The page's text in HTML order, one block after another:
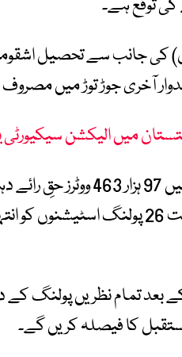
توقع ہے۔
جانب سے تحصیل اشقومن
آخری جوڑ توڑ میں مصروف
میں الیکشن سیکیورٹی
گانچھے کے 3 حلقوں
بعد تمام نظریں پولنگ کے
کا فیصلہ کریں گے۔